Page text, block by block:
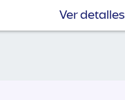
Ver detalles